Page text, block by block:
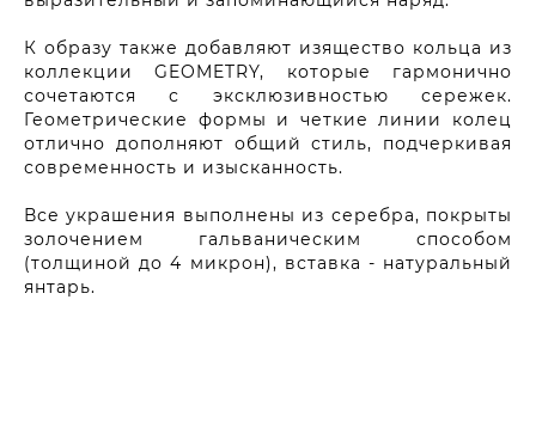
К образу также добавляют изящество кольца из
коллекции GEOMETRY, которые гармонично
сочетаются с эксклюзивностью сережек.
Геометрические формы и четкие линии колец
отлично дополняют общий стиль, подчеркивая
современность и изысканность.
Все украшения выполнены из серебра, покрыты
золочением гальваническим способом
(толщиной до 4 микрон), вставка - натуральный
янтарь.